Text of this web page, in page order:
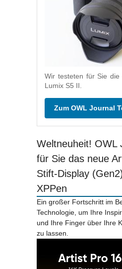
Wir testeten für Sie die
Lumix S5 II.
Zum OWL Journal
Weltneuheit! OWL
für Sie das neue
Stift-Display
XPPen
Ein großer Fortschritt im
Technologie, um Ihre
und Ihre Finger über Ihre
zu lassen.